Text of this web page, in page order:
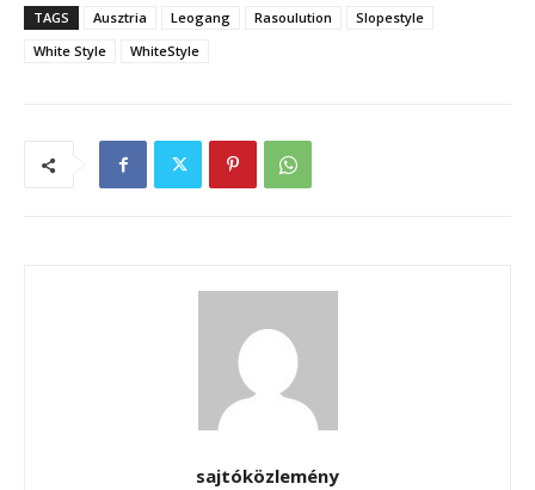
TAGS Ausztria Leogang Rasoulution
Slopestyle
White Style
WhiteStyle
sajtóközlemény